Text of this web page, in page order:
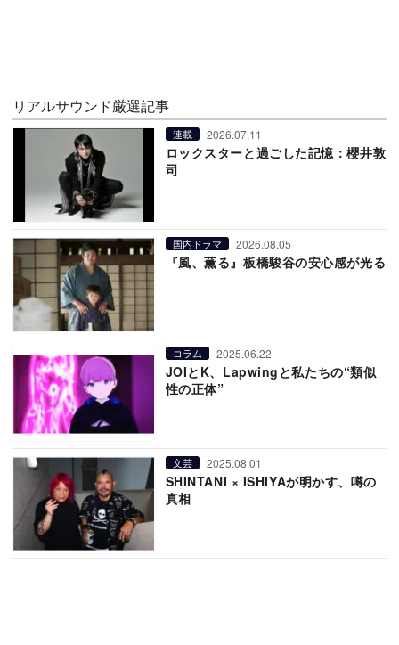
リアルサウンド厳選記事
連載 2026.07.11
ロックスターと過ごした記憶：櫻井敦
司
国内ドラマ 2026.08.05
『風、薫る』板橋駿谷の安心感が光る
コラム 2025.06.22
JOIとK、Lapwingと私たちの“類似
性の正体”
文芸 2025.08.01
SHINTANI × ISHIYAが明かす、噂の
真相